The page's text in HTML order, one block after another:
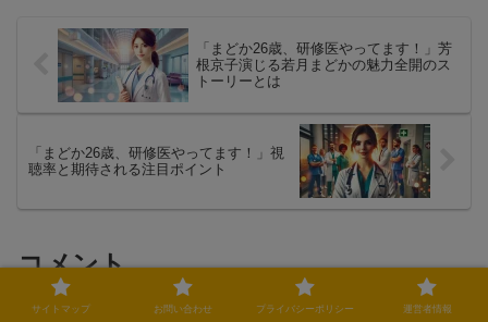
「まどか26歳、研修医やってます！」芳
根京子演じる若月まどかの魅力全開のス
トーリーとは
「まどか26歳、研修医やってます！」視
聴率と期待される注目ポイント
コメント
サイトマップ お問い合わせ プライバシーポリシー 運営者情報